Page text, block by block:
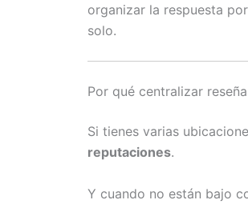
organizar la respuesta
solo.
Por qué centralizar
Si tienes varias
reputaciones.
Y cuando no están bajo